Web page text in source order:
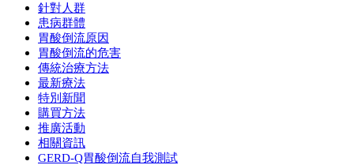
針對人群
患病群體
胃酸倒流原因
胃酸倒流的危害
傳統治療方法
最新療法
特別新聞
購買方法
推廣活動
相關資訊
GERD-Q胃酸倒流自我測試